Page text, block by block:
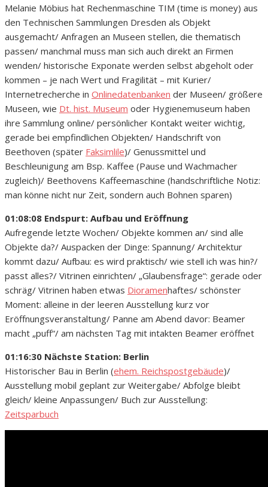
Melanie Möbius hat Rechenmaschine TIM (time is money) aus
den Technischen Sammlungen Dresden als Objekt
ausgemacht/ Anfragen an Museen stellen, die thematisch
passen/ manchmal muss man sich auch direkt an Firmen
wenden/ historische Exponate werden selbst abgeholt oder
kommen – je nach Wert und Fragilität – mit Kurier/
Internetrecherche in Onlinedatenbanken der Museen/ größere
Museen, wie Dt. hist. Museum oder Hygienemuseum haben
ihre Sammlung online/ persönlicher Kontakt weiter wichtig,
gerade bei empfindlichen Objekten/ Handschrift von
Beethoven (später Faksimlile)/ Genussmittel und
Beschleunigung am Bsp. Kaffee (Pause und Wachmacher
zugleich)/ Beethovens Kaffeemaschine (handschriftliche Notiz:
man könne nicht nur Zeit, sondern auch Bohnen sparen)
01:08:08 Endspurt: Aufbau und Eröffnung
Aufregende letzte Wochen/ Objekte kommen an/ sind alle
Objekte da?/ Auspacken der Dinge: Spannung/ Architektur
kommt dazu/ Aufbau: es wird praktisch/ wie stell ich was hin?/
passt alles?/ Vitrinen einrichten/ „Glaubensfrage“: gerade oder
schräg/ Vitrinen haben etwas Dioramenhaftes/ schönster
Moment: alleine in der leeren Ausstellung kurz vor
Eröffnungsveranstaltung/ Panne am Abend davor: Beamer
macht „puff“/ am nächsten Tag mit intakten Beamer eröffnet
01:16:30 Nächste Station: Berlin
Historischer Bau in Berlin (ehem. Reichspostgebäude)/
Ausstellung mobil geplant zur Weitergabe/ Abfolge bleibt
gleich/ kleine Anpassungen/ Buch zur Ausstellung:
Zeitsparbuch